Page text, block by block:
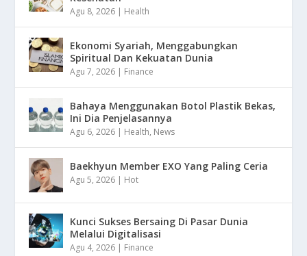
Agu 8, 2026 | Health
Ekonomi Syariah, Menggabungkan
Spiritual Dan Kekuatan Dunia
Agu 7, 2026 | Finance
Bahaya Menggunakan Botol Plastik Bekas,
Ini Dia Penjelasannya
Agu 6, 2026 | Health, News
Baekhyun Member EXO Yang Paling Ceria
Agu 5, 2026 | Hot
Kunci Sukses Bersaing Di Pasar Dunia
Melalui Digitalisasi
Agu 4, 2026 | Finance